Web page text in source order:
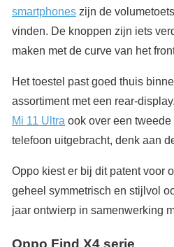
smartphones zijn de
vinden. De knoppen zijn iets
maken met de curve van het
Het toestel past goed thuis
assortiment met een rear-
Mi 11 Ultra ook over een
telefoon uitgebracht, denk aan
Oppo kiest er bij dit patent voor
geheel symmetrisch en stijlvol
jaar ontwierp in samenwerking
Oppo Find X4 serie